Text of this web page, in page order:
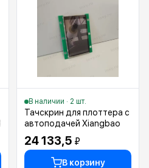
В наличии · 2 шт.
Тачскрин для плоттера с
автоподачей Xiangbao
24 133,5 ₽
В корзину